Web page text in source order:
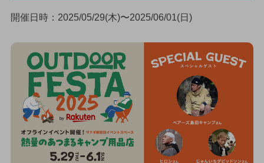
開催日時：2025/05/29(木)〜2025/06/01(日)